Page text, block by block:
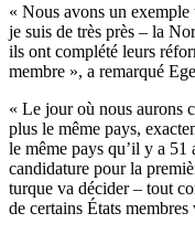
« Nous avons un
je suis de très près – la
ils ont complété leurs
membre », a remarqué
« Le jour où nous aurons
plus le même pays,
le même pays qu’il y a 51
candidature pour la
turque va décider – tout
de certains États